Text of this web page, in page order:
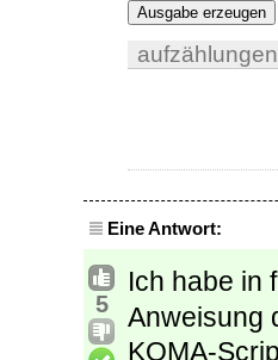
Ausgabe erzeugen
aufzählungen
Eine Antwort:
5
Ich habe in
Anweisung
KOMA-